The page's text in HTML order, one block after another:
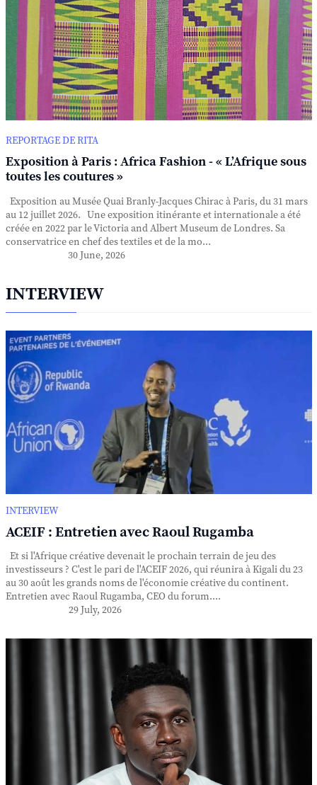
REPORTAGE DE RITA
Exposition à Paris : Africa Fashion - « L’Afrique sous
toutes les coutures »
Exposition au Musée Quai Branly-Jacques Chirac à Paris, du 31 mars
au 12 juillet 2026. Une exposition itinérante et internationale a été
créée en 2022 par le Victoria and Albert Museum de Londres. Sa
conservatrice en chef des textiles et de la mo...
30 June, 2026
INTERVIEW
INTERVIEW
ACEIF : Entretien avec Raoul Rugamba
Et si l'Afrique créative devenait le prochain terrain de jeu des
investisseurs ? C'est le pari de l'ACEIF 2026, qui réunira à Kigali du 23
au 30 août les grands noms de l'économie créative du continent.
Entretien avec Raoul Rugamba, CEO du forum....
29 July, 2026